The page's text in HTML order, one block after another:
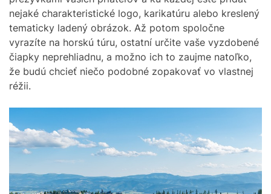
nejaké charakteristické logo, karikatúru alebo kreslený
tematicky ladený obrázok. Až potom spoločne
vyrazíte na horskú túru, ostatní určite vaše vyzdobené
čiapky neprehliadnu, a možno ich to zaujme natoľko,
že budú chcieť niečo podobné zopakovať vo vlastnej
réžii.